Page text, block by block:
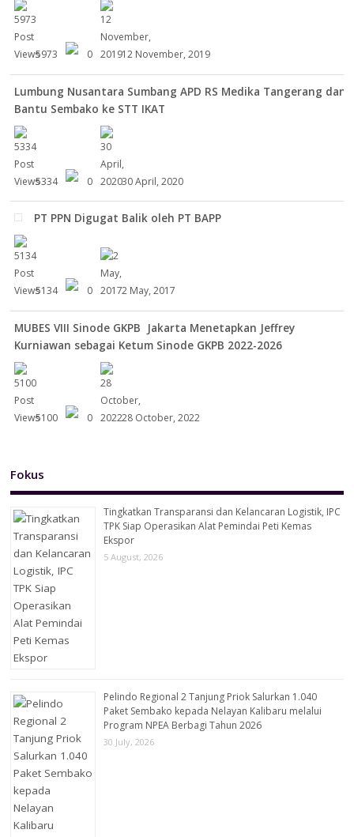
5973 0 12 November, 2019
Lumbung Nusantara Sumbang APD RS Medika Tangerang dan
Bantu Sembako ke STT IKAT
5334 0 30 April, 2020
PT PPN Digugat Balik oleh PT BAPP
5134 0 2 May, 2017
MUBES VIII Sinode GKPB Jakarta Menetapkan Jeffrey
Kurniawan sebagai Ketum Sinode GKPB 2022-2026
5100 0 28 October, 2022
Fokus
Tingkatkan Transparansi dan Kelancaran Logistik, IPC
TPK Siap Operasikan Alat Pemindai Peti Kemas
Ekspor
5 August, 2026
Pelindo Regional 2 Tanjung Priok Salurkan 1.040
Paket Sembako kepada Nelayan Kalibaru melalui
Program NPEA Berbagi Tahun 2026
30 July, 2026